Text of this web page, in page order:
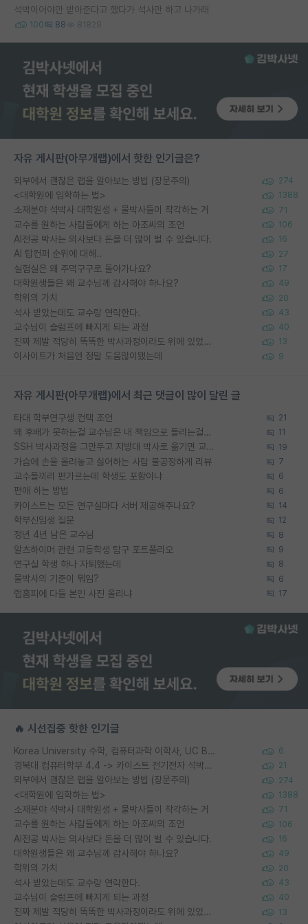
석박이어야만 받아준다고 했다가 석사만 하고 나가래
100 88 81829
자유 게시판(아무개랩)에서 핫한 인기글은?
외부에서 괜찮은 랩을 알아보는 방법 (장문주의) 274
<대학원에 입학하는 법> 1388
소재분야 석박사 대학원생 + 물박사들이 착각하는 거 71
교수를 원하는 사람들에게 하는 아조씨의 조언 106
AI전공 박사는 의사보다 돈을 더 많이 벌 수 있습니다. 16
AI 탑컨퍼 순위에 대해.. 27
실험실은 왜 주먹구구로 돌아가나요? 17
대학원생들은 왜 교수님께 감사해야 하나요? 49
학위의 가치 20
석사 받았는데도 교수랑 연락한다. 43
교수님이 슬럼프에 빠지게 되는 과정 40
진짜 제발 적당히 똑똑한 박사과정이라도 위에 있었으면.. 13
이사이트가 처음엔 정말 도움많이됐는데 9
자유 게시판(아무개랩)에서 최근 댓글이 많이 달린 글
타대 학부연구생 컨택 조언 21
왜 후배가 못하는걸 교수님은 내 책임으로 돌리는걸까요? 11
SSH 박사과정을 그만두고 지방대 박사로 옮기면 교수의 꿈은 끝일까요? 19
가슴에 손을 올려놓고 싫어하는 사람 불공정하게 리뷰 7
교수들끼리 편가르는데 학생도 포함이냐 6
편애 하는 방법 6
카이스트는 모든 연구실마다 서버 제공해주나요? 14
학부신입생 질문 12
정년 4년 남은 교수님 8
알츠하이머 관련 고등학생 탐구 포트폴리오 9
연구실 학생 하나 자퇴했는데 8
물박사의 기준이 뭐임? 6
랩홈피에 다들 본인 사진 올리냐 17
🔥 시선집중 핫한 인기글
Korea University 수학, 컴퓨터과학 이학사, UC Berkeley 산업공학 대학원 공학박사가 되는 것은 쉽지 않겠죠? 6
경북대 컴퓨터학부 4.4 -> 카이스트 전기전자 석박사통합과정 합격 21
외부에서 괜찮은 랩을 알아보는 방법 (장문주의) 274
<대학원에 입학하는 법> 1388
소재분야 석박사 대학원생 + 물박사들이 착각하는 거 71
교수를 원하는 사람들에게 하는 아조씨의 조언 106
AI전공 박사는 의사보다 돈을 더 많이 벌 수 있습니다. 16
대학원생들은 왜 교수님께 감사해야 하나요? 49
학위의 가치 20
석사 받았는데도 교수랑 연락한다. 43
교수님이 슬럼프에 빠지게 되는 과정 40
진짜 제발 적당히 똑똑한 박사과정이라도 위에 있었으면.. 13